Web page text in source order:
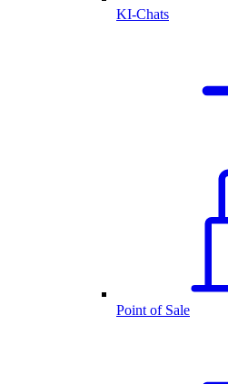
KI-Chats
Point of Sale